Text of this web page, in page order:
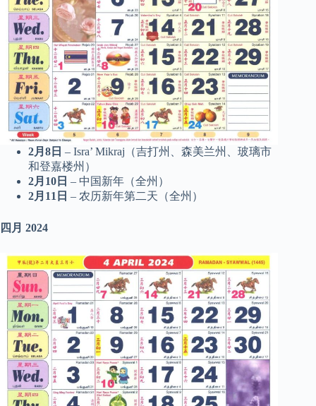
2月8日 – Isra’ Mikraj（吉打州、森美兰州、玻璃市
和登嘉楼州）
2月10日 – 中国新年（全州）
2月11日 – 农历新年第二天（全州）
四月 2024